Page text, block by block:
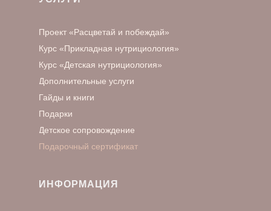
ИНФОРМАЦИЯ
Проект «Расцветай и побеждай»
Курс «Прикладная нутрициология»
Курс «Детская нутрициология»
Дополнительные услуги
Гайды и книги
Подарки
Детское сопровождение
Подарочный сертификат